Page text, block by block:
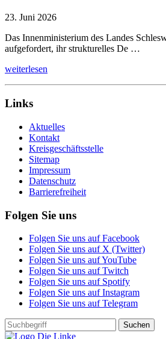
23. Juni 2026
Das Innenministerium des Landes
aufgefordert, ihr strukturelles De …
weiterlesen
Links
Aktuelles
Kontakt
Kreisgeschäftsstelle
Sitemap
Impressum
Datenschutz
Barrierefreiheit
Folgen Sie uns
Folgen Sie uns auf Facebook
Folgen Sie uns auf X (Twitter)
Folgen Sie uns auf YouTube
Folgen Sie uns auf Twitch
Folgen Sie uns auf Spotify
Folgen Sie uns auf Instagram
Folgen Sie uns auf Telegram
Suchen